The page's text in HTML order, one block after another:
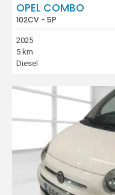
OPEL COMBO
102CV - 5P
2025
5 km
Diesel